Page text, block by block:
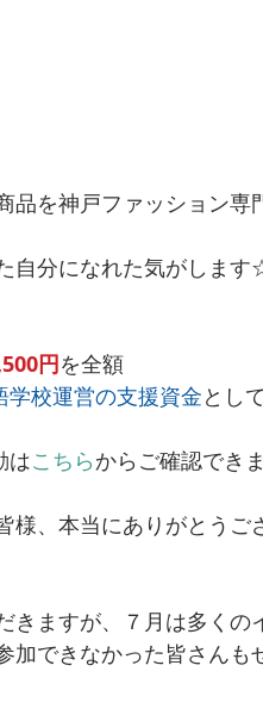
品を神戸ファッション専
自分になれた気がしま
円を全額
学校運営の支援資金とし
はこちらからご確認でき
様、本当にありがとうご
きますが、７月は多くの
加できなかった皆さん